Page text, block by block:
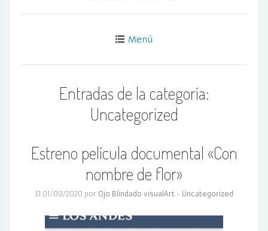
Menú
Entradas de la categoría:
Uncategorized
Estreno película documental «Con
nombre de flor»
El 01/09/2020 por Ojo Blindado visualArt - Uncategorized